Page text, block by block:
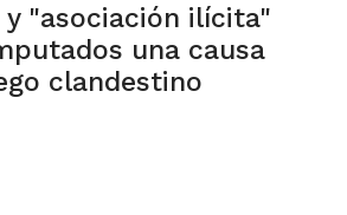
"asociación ilícita"
una causa
clandestino